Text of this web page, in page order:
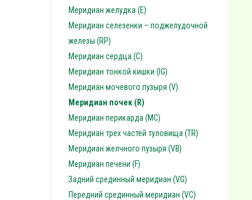
Меридиан желудка (E)
Меридиан селезенки – поджелудочной
железы (RP)
Меридиан сердца (C)
Меридиан тонкой кишки (IG)
Меридиан мочевого пузыря (V)
Меридиан почек (R)
Меридиан перикарда (MC)
Меридиан трех частей туловища (TR)
Меридиан желчного пузыря (VB)
Меридиан печени (F)
Задний срединный меридиан (VG)
Передний срединный меридиан (VC)